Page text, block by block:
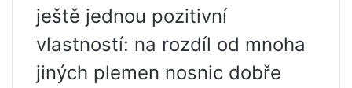
ještě jednou pozitivní
vlastností: na rozdíl od mnoha
jiných plemen nosnic dobře